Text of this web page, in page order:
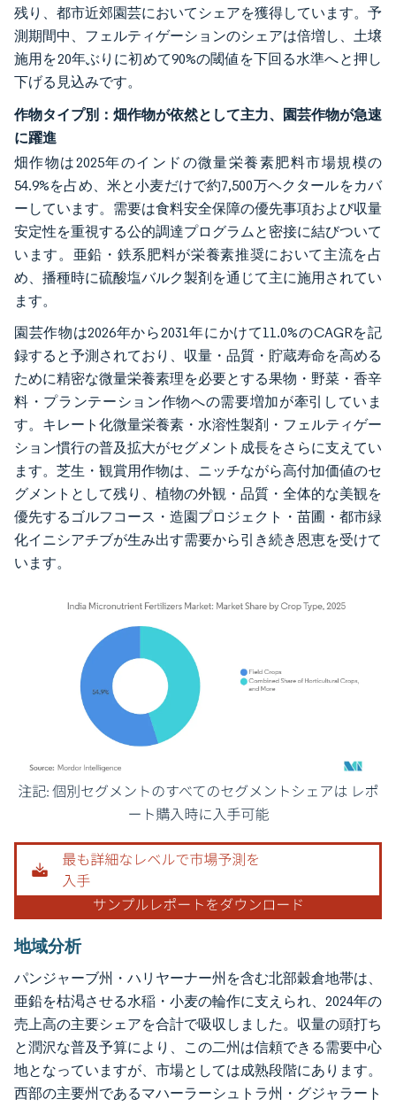
残り、都市近郊園芸においてシェアを獲得しています。予
測期間中、フェルティゲーションのシェアは倍増し、土壌
施用を20年ぶりに初めて90%の閾値を下回る水準へと押し
下げる見込みです。
作物タイプ別：畑作物が依然として主力、園芸作物が急速
に躍進
畑作物は2025年のインドの微量栄養素肥料市場規模の
54.9%を占め、米と小麦だけで約7,500万ヘクタールをカバ
ーしています。需要は食料安全保障の優先事項および収量
安定性を重視する公的調達プログラムと密接に結びついて
います。亜鉛・鉄系肥料が栄養素推奨において主流を占
め、播種時に硫酸塩バルク製剤を通じて主に施用されてい
ます。
園芸作物は2026年から2031年にかけて11.0%のCAGRを記
録すると予測されており、収量・品質・貯蔵寿命を高める
ために精密な微量栄養素理を必要とする果物・野菜・香辛
料・プランテーション作物への需要増加が牽引していま
す。キレート化微量栄養素・水溶性製剤・フェルティゲー
ション慣行の普及拡大がセグメント成長をさらに支えてい
ます。芝生・観賞用作物は、ニッチながら高付加価値のセ
グメントとして残り、植物の外観・品質・全体的な美観を
優先するゴルフコース・造園プロジェクト・苗圃・都市緑
化イニシアチブが生み出す需要から引き続き恩恵を受けて
います。
画像 © Mordor Intelligence。再利用にはCC BY 4.0の表示が必要です。
地域分析
パンジャーブ州・ハリヤーナー州を含む北部穀倉地帯は、
亜鉛を枯渇させる水稲・小麦の輪作に支えられ、2024年の
売上高の主要シェアを合計で吸収しました。収量の頭打ち
と潤沢な普及予算により、この二州は信頼できる需要中心
地となっていますが、市場としては成熟段階にあります。
西部の主要州であるマハーラーシュトラ州・グジャラート